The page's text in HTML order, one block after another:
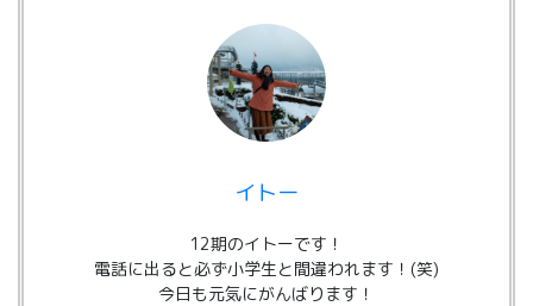
イトー
12期のイトーです！
電話に出ると必ず小学生と間違われます！(笑)
今日も元気にがんばります！